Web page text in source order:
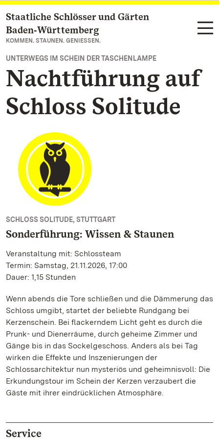
Zum Hauptinhalt springen
Staatliche Schlösser und Gärten
Baden‑Württemberg
KOMMEN. STAUNEN. GENIESSEN.
UNTERWEGS IM SCHEIN DER TASCHENLAMPE
Nachtführung auf
Schloss Solitude
SCHLOSS SOLITUDE, STUTTGART
Sonderführung: Wissen & Staunen
Veranstaltung mit: Schlossteam
Termin: Samstag, 21.11.2026, 17:00
Dauer: 1,15 Stunden
Wenn abends die Tore schließen und die Dämmerung das
Schloss umgibt, startet der beliebte Rundgang bei
Kerzenschein. Bei flackerndem Licht geht es durch die
Prunk- und Dienerräume, durch geheime Zimmer und
Gänge bis in das Sockelgeschoss. Anders als bei Tag
wirken die Effekte und Inszenierungen der
Schlossarchitektur nun mysteriös und geheimnisvoll: Die
Erkundungstour im Schein der Kerzen verzaubert die
Gäste mit ihrer eindrücklichen Atmosphäre.
Service